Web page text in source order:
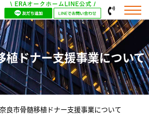
植ドナー支援事業について
奈良市骨髄移植ドナー支援事業について